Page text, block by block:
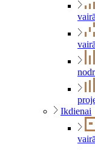
Ikdienai